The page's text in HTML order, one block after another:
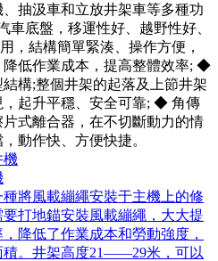
抽汲車和立放井架車等多種功
底盤，移運性好、越野性好、
，結構簡單緊湊、操作方便，
降低作業成本，提高整體效率; ◆
構;整個井架的起落及上節井架
，起升平穩、安全可靠; ◆ 角傳
式離合器，在不切斷動力的情
動作快、方便快捷。
將風載繃繩安裝于主機上的修
打地錨安裝風載繃繩，大大提
降低了作業成本和勞動強度，
積。井架高度21——29米，可以